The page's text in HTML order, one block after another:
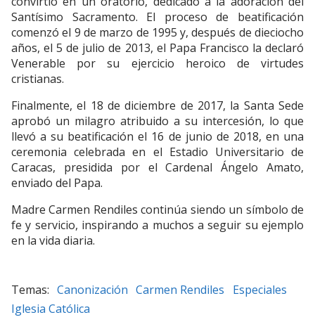
Santísimo Sacramento. El proceso de beatificación
comenzó el 9 de marzo de 1995 y, después de dieciocho
años, el 5 de julio de 2013, el Papa Francisco la declaró
Venerable por su ejercicio heroico de virtudes
cristianas.
Finalmente, el 18 de diciembre de 2017, la Santa Sede
aprobó un milagro atribuido a su intercesión, lo que
llevó a su beatificación el 16 de junio de 2018, en una
ceremonia celebrada en el Estadio Universitario de
Caracas, presidida por el Cardenal Ángelo Amato,
enviado del Papa.
Madre Carmen Rendiles continúa siendo un símbolo de
fe y servicio, inspirando a muchos a seguir su ejemplo
en la vida diaria.
Canonización Carmen Rendiles
Especiales
Iglesia Católica